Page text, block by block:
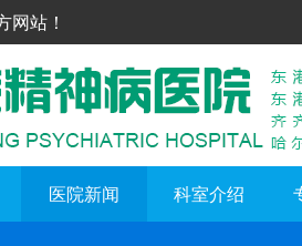
网站！
医院新闻 科室介绍